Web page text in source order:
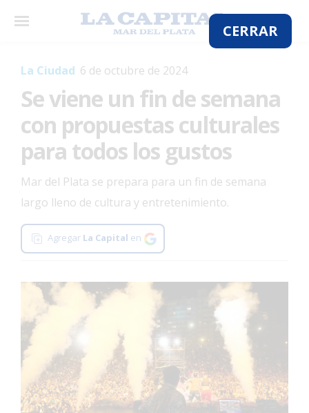
×
El
Mundo
La
Zona
Cultura
Tecnología
Salud
Interés
General
La
Ciudad
Deportes
La Ciudad 6 de octubre de 2024
Se viene un fin de semana
con propuestas culturales
para todos los gustos
Mar del Plata se prepara para un fin de semana
largo lleno de cultura y entretenimiento.
Agregar La Capital en